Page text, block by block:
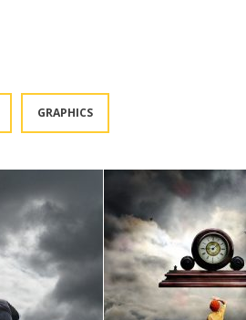
GRAPHICS
NEQUE ID EGESTAS